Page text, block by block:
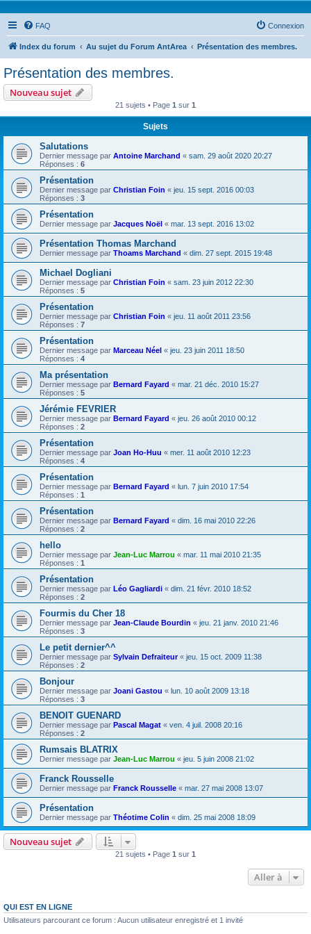
FAQ Connexion
Index du forum Au sujet du Forum AntArea Présentation des membres.
Présentation des membres.
Nouveau sujet
21 sujets • Page 1 sur 1
Sujets
Salutations
Dernier message par Antoine Marchand « sam. 29 août 2020 20:27
Réponses : 6
Présentation
Dernier message par Christian Foin « jeu. 15 sept. 2016 00:03
Réponses : 3
Présentation
Dernier message par Jacques Noël « mar. 13 sept. 2016 13:02
Présentation Thomas Marchand
Dernier message par Thoams Marchand « dim. 27 sept. 2015 19:48
Michael Dogliani
Dernier message par Christian Foin « sam. 23 juin 2012 22:30
Réponses : 5
Présentation
Dernier message par Christian Foin « jeu. 11 août 2011 23:56
Réponses : 7
Présentation
Dernier message par Marceau Néel « jeu. 23 juin 2011 18:50
Réponses : 4
Ma présentation
Dernier message par Bernard Fayard « mar. 21 déc. 2010 15:27
Réponses : 5
Jérémie FEVRIER
Dernier message par Bernard Fayard « jeu. 26 août 2010 00:12
Réponses : 2
Présentation
Dernier message par Joan Ho-Huu « mer. 11 août 2010 12:23
Réponses : 4
Présentation
Dernier message par Bernard Fayard « lun. 7 juin 2010 17:54
Réponses : 1
Présentation
Dernier message par Bernard Fayard « dim. 16 mai 2010 22:26
Réponses : 2
hello
Dernier message par Jean-Luc Marrou « mar. 11 mai 2010 21:35
Réponses : 1
Présentation
Dernier message par Léo Gagliardi « dim. 21 févr. 2010 18:52
Réponses : 2
Fourmis du Cher 18
Dernier message par Jean-Claude Bourdin « jeu. 21 janv. 2010 21:46
Réponses : 3
Le petit dernier^^
Dernier message par Sylvain Defraiteur« jeu. 15 oct. 2009 11:38
Réponses : 2
Bonjour
Dernier message par Joani Gastou « lun. 10 août 2009 13:18
Réponses : 3
BENOIT GUENARD
Dernier message par Pascal Magat « ven. 4 juil. 2008 20:16
Réponses : 2
Rumsais BLATRIX
Dernier message par Jean-Luc Marrou « jeu. 5 juin 2008 21:02
Franck Rousselle
Dernier message par Franck Rousselle « mar. 27 mai 2008 13:07
Présentation
Dernier message par Théotime Colin « dim. 25 mai 2008 18:09
Nouveau sujet
21 sujets • Page 1 sur 1
Aller à
QUI EST EN LIGNE
Utilisateurs parcourant ce forum : Aucun utilisateur enregistré et 1 invité